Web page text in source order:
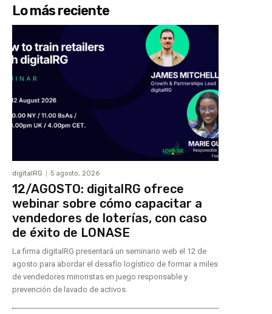
Lo más reciente
digitalRG 5 agosto, 2026
12/AGOSTO: digitalRG ofrece
webinar sobre cómo capacitar a
vendedores de loterías, con caso
de éxito de LONASE
La firma digitalRG presentará un seminario web el 12 de
agosto para abordar el desafío logístico de formar a miles
de vendedores minoristas en juego responsable y
prevención de lavado de activos.